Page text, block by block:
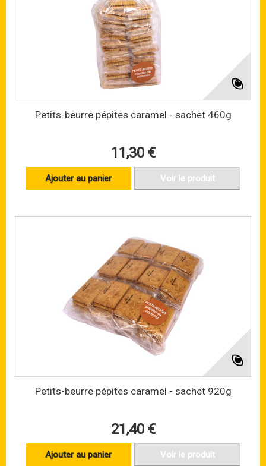
Petits-beurre pépites caramel - sachet 460g
11,30 €
Ajouter au panier Voir le produit
Petits-beurre pépites caramel - sachet 920g
21,40 €
Ajouter au panier Voir le produit